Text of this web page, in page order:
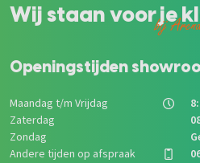
Wij staan voor je
bij
Openingstijden
Maandag t/m Vrijdag
Zaterdag
Zondag
Andere tijden op afspraak